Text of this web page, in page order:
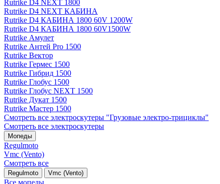
Rutrike D4 NEXT 1800
Rutrike D4 NEXT КАБИНА
Rutrike D4 КАБИНА 1800 60V 1200W
Rutrike D4 КАБИНА 1800 60V1500W
Rutrike Амулет
Rutrike Антей Pro 1500
Rutrike Вектор
Rutrike Гермес 1500
Rutrike Гибрид 1500
Rutrike Глобус 1500
Rutrike Глобус NEXT 1500
Rutrike Дукат 1500
Rutrike Мастер 1500
Смотреть все электро­скутеры "Грузовые электро‑трициклы"
Смотреть все электро­скутеры
Мопеды
Regulmoto
Vmc (Vento)
Смотреть все
Regulmoto Vmc (Vento)